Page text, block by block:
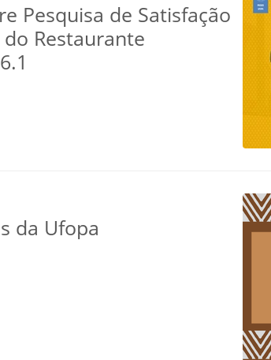
Pesquisa de Satisfação
Restaurante
da Ufopa